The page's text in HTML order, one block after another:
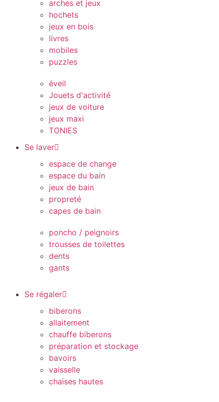
arches et jeux
hochets
jeux en bois
livres
mobiles
puzzles
éveil
Jouets d'activité
jeux de voiture
jeux maxi
TONIES
Se laver
espace de change
espace du bain
jeux de bain
propreté
capes de bain
poncho / peignoirs
trousses de toilettes
dents
gants
Se régaler
biberons
allaitement
chauffe biberons
préparation et stockage
bavoirs
vaisselle
chaises hautes